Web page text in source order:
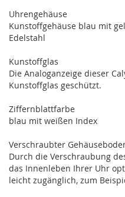
Uhrengehäuse
Kunstoffgehäuse blau mit
Edelstahl
Kunstoffglas
Die Analoganzeige dieser
Kunstoffglas geschützt.
Ziffernblattfarbe
blau mit weißen Index
Verschraubter
Durch die Verschraubung
das Innenleben Ihrer Uhr
leicht zugänglich, zum